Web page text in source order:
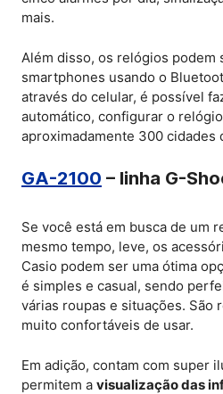
mais.
Além disso, os relógios podem
smartphones usando o
através do celular, é possível
automático, configurar o
aproximadamente 300 cidades
GA-2100 – linha G-
Se você está em busca de um
mesmo tempo, leve, os
Casio podem ser uma ótima
é simples e casual, sendo
várias roupas e situações. São
muito confortáveis de usar.
Em adição, contam com super
permitem a visualização das